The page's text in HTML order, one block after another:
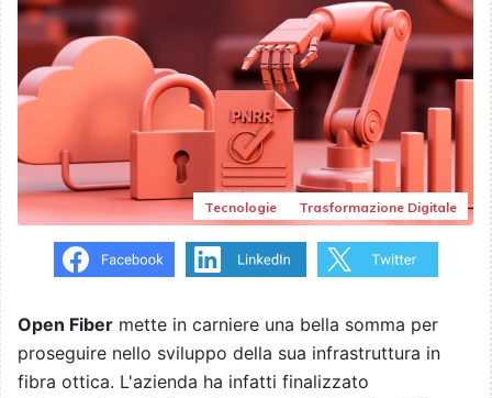
Tecnologie Trasformazione Digitale
Open Fiber mette in carniere una bella somma per
proseguire nello sviluppo della sua infrastruttura in
fibra ottica. L'azienda ha infatti finalizzato